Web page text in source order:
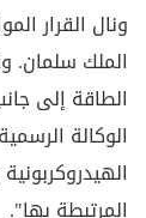
ونال القرار
الملك سلمان.
الطاقة إلى
الوكالة
المرتبطة بها".